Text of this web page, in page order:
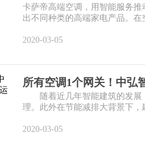
卡萨帝高端空调，用智能服务
出不同种类的高端家电产品。
2020-03-05
所有空调1个网关！中弘
随着近几年智能建筑的发展
理。此外在节能减排大背景下
2020-03-05